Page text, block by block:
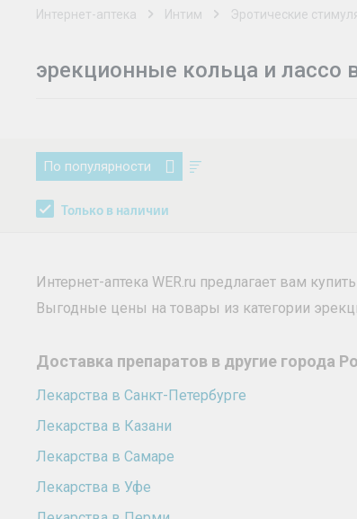
Интернет-аптека Интим Эротические
эрекционные кольца и лассо
По популярности
Только в наличии
Интернет-аптека WER.ru предлагает вам
Выгодные цены на товары из категории
Доставка препаратов в другие города
Лекарства в Санкт-Петербурге
Лекарства в Казани
Лекарства в Самаре
Лекарства в Уфе